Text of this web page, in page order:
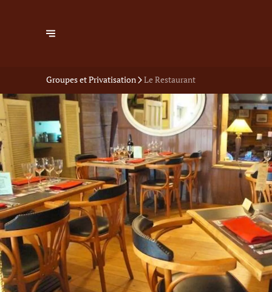
Groupes et Privatisation Le Restaurant